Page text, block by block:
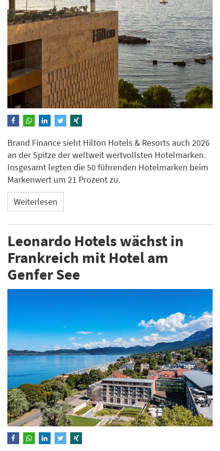
Brand Finance sieht Hilton Hotels & Resorts auch 2026
an der Spitze der weltweit wertvollsten Hotelmarken.
Insgesamt legten die 50 führenden Hotelmarken beim
Markenwert um 21 Prozent zu.
Weiterlesen
Leonardo Hotels wächst in
Frankreich mit Hotel am
Genfer See